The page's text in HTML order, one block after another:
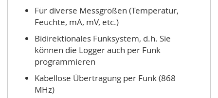
Für diverse Messgrößen (Temperatur,
Feuchte, mA, mV, etc.)
Bidirektionales Funksystem, d.h. Sie
können die Logger auch per Funk
programmieren
Kabellose Übertragung per Funk (868
MHz)